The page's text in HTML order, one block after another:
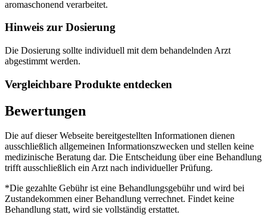
aromaschonend verarbeitet.
Hinweis zur Dosierung
Die Dosierung sollte individuell mit dem behandelnden Arzt
abgestimmt werden.
Vergleichbare Produkte entdecken
Bewertungen
Die auf dieser Webseite bereitgestellten Informationen dienen
ausschließlich allgemeinen Informationszwecken und stellen keine
medizinische Beratung dar. Die Entscheidung über eine Behandlung
trifft ausschließlich ein Arzt nach individueller Prüfung.
*Die gezahlte Gebühr ist eine Behandlungsgebühr und wird bei
Zustandekommen einer Behandlung verrechnet. Findet keine
Behandlung statt, wird sie vollständig erstattet.